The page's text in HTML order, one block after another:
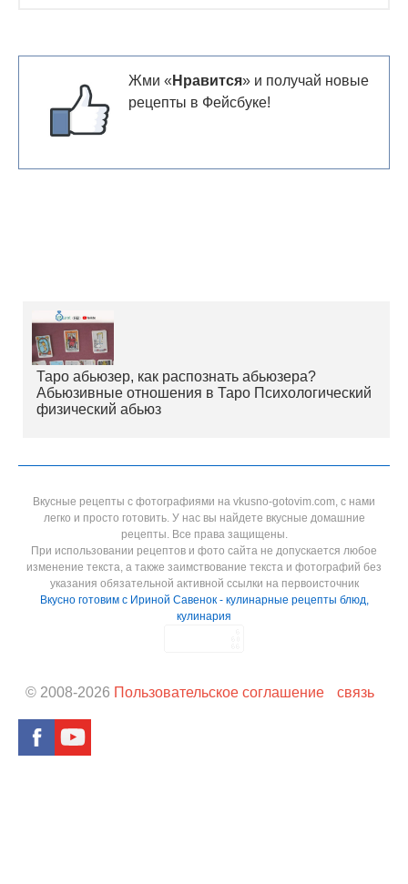
Жми « Нравится» и получай новые
рецепты в Фейсбуке!
Таро абьюзер, как распознать абьюзера?
Абьюзивные отношения в Таро Психологический
физический абьюз
Вкусные рецепты с фотографиями на vkusno-gotovim.com, с нами
легко и просто готовить. У нас вы найдете вкусные домашние
рецепты. Все права защищены.
При использовании рецептов и фото сайта не допускается любое
изменение текста, а также заимствование текста и фотографий без
указания обязательной активной ссылки на первоисточник
Вкусно готовим с Ириной Савенок - кулинарные рецепты блюд,
кулинария
© 2008-2026 Пользовательское соглашение связь